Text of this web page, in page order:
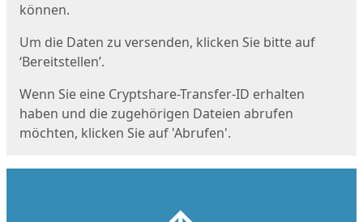
können.
Um die Daten zu versenden, klicken Sie bitte auf
‘Bereitstellen’.
Wenn Sie eine Cryptshare-Transfer-ID erhalten
haben und die zugehörigen Dateien abrufen
möchten, klicken Sie auf 'Abrufen'.